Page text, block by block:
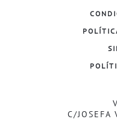
C/JOSEFA